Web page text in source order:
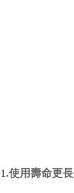
1.使用壽命更長